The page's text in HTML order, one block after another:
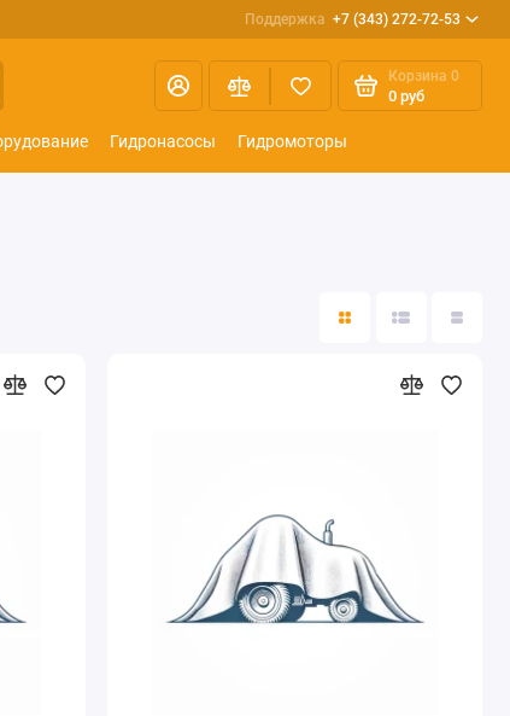
Поддержка +7 (343) 272-72-53
Корзина 0
0 руб
Гидронасосы Гидромоторы